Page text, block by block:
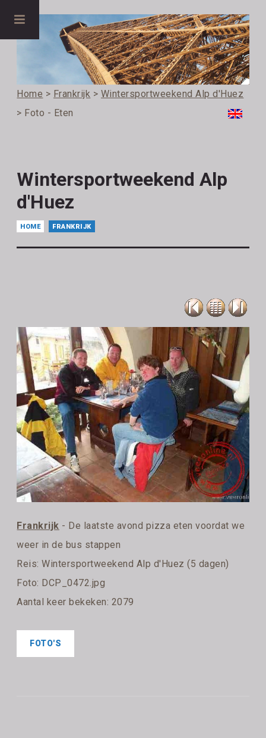
Home > Frankrijk > Wintersportweekend Alp d'Huez
> Foto - Eten
Wintersportweekend Alp
d'Huez
HOME FRANKRIJK
Frankrijk - De laatste avond pizza eten voordat we
weer in de bus stappen
Reis:Wintersportweekend Alp d'Huez (5 dagen)
Foto: DCP_0472.jpg
Aantal keer bekeken: 2079
FOTO'S